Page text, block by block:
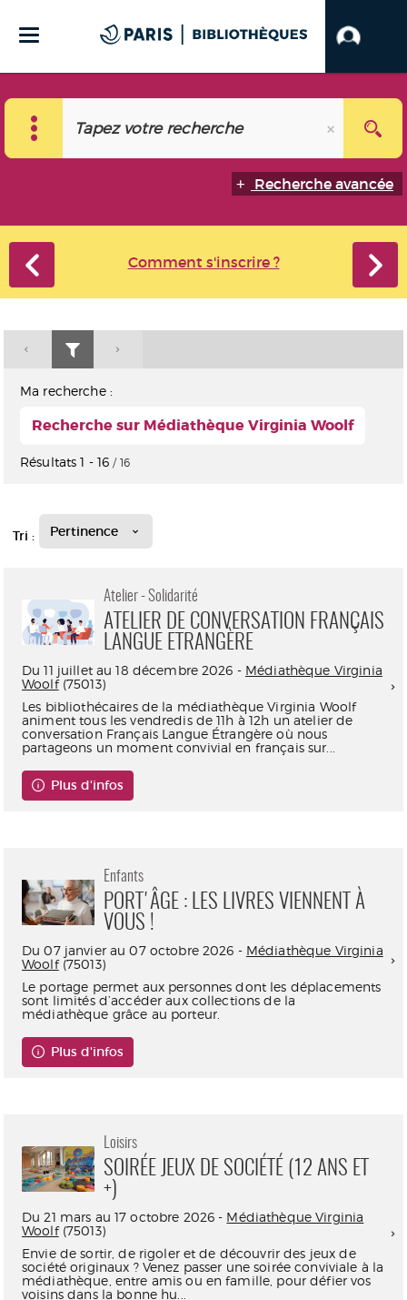
Recherche avancée
Comment s'inscrire ?
Ma recherche :
Recherche sur Médiathèque Virginia Woolf
Résultats1 - 16 / 16
Tri : Pertinence
Atelier - Solidarité
ATELIER DE CONVERSATION FRANÇAIS
LANGUE ETRANGÈRE
Du 11 juillet au 18 décembre 2026 - Médiathèque Virginia
Woolf(75013)
Les bibliothécaires de la médiathèque Virginia Woolf
animent tous les vendredis de 11h à 12h un atelier de
conversation Français Langue Étrangère où nous
partageons un moment convivial en français sur...
Plus d'infos
Enfants
PORT'ÂGE : LES LIVRES VIENNENT À
VOUS !
Du 07 janvier au 07 octobre 2026 - Médiathèque Virginia
Woolf(75013)
Le portage permet aux personnes dont les déplacements
sont limités d’accéder aux collections de la
médiathèque grâce au porteur.
Plus d'infos
Loisirs
SOIRÉE JEUX DE SOCIÉTÉ (12 ANS ET
+)
Du 21 mars au 17 octobre 2026 - Médiathèque Virginia
Woolf(75013)
Envie de sortir, de rigoler et de découvrir des jeux de
société originaux ? Venez passer une soirée conviviale à la
médiathèque, entre amis ou en famille, pour défier vos
voisins dans la bonne hu...